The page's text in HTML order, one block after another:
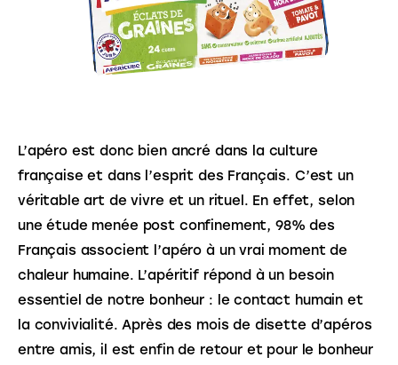
L’apéro est donc bien ancré dans la culture
française et dans l’esprit des Français. C’est un
véritable art de vivre et un rituel. En effet, selon
une étude menée post confinement, 98% des
Français associent l’apéro à un vrai moment de
chaleur humaine. L’apéritif répond à un besoin
essentiel de notre bonheur : le contact humain et
la convivialité. Après des mois de disette d’apéros
entre amis, il est enfin de retour et pour le bonheur